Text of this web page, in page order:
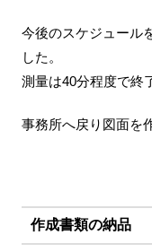
今後のスケジュール
した。
測量は40分程度で終
事務所へ戻り図面を
作成書類の納品